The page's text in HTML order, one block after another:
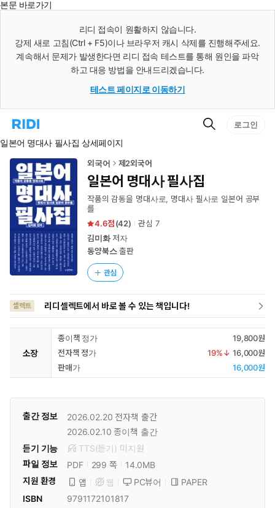
본문 바로가기
리디 접속이 원활하지 않습니다.
강제 새로 고침(Ctrl + F5)이나 브라우저 캐시 삭제를 진행해주세요.
계속해서 문제가 발생한다면 리디 접속 테스트를 통해 원인을 파악
하고 대응 방법을 안내드리겠습니다.
테스트 페이지로 이동하기
리
홈
로
이
동
검
로그인
일본어 명대사 필사집 상세페이지
외국어 제2외국어
일본어 명대사 필사집
작품의 감동을 명대사로, 명대사 필사로 일본어 공부
를
4.6
(42) 관심 7
김미화저자
동양북스출판
관심
셀렉트 리디셀렉트에서 바로 볼 수 있는 책입니다!
소장
종이책 정가
19,800원
전자책 정가
19%↓ 16,000원
판매가
16,000원
출간 정보 2026.02.20 전자책 출간
2026.02.10 종이책 출간
듣기 기능
TTS(듣기) 미 지원
파일 정보
PDF 299 쪽
14.0MB
지원 환경
앱 웹 PC뷰어
PAPER
ISBN
9791172101817